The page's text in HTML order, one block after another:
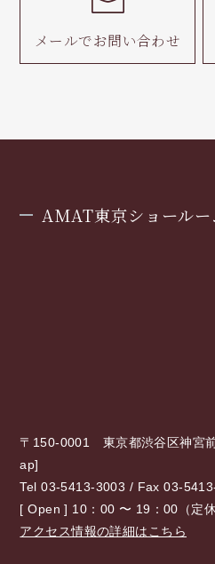
メールでお問い合わせ
AMAT東京ショールー
〒150-0001 東京都渋谷区神宮
ap]
Tel 03-5413-3003 / Fax 03-
[ Open ] 10：00 〜 19：00（定休
アクセス情報の詳細はこちら